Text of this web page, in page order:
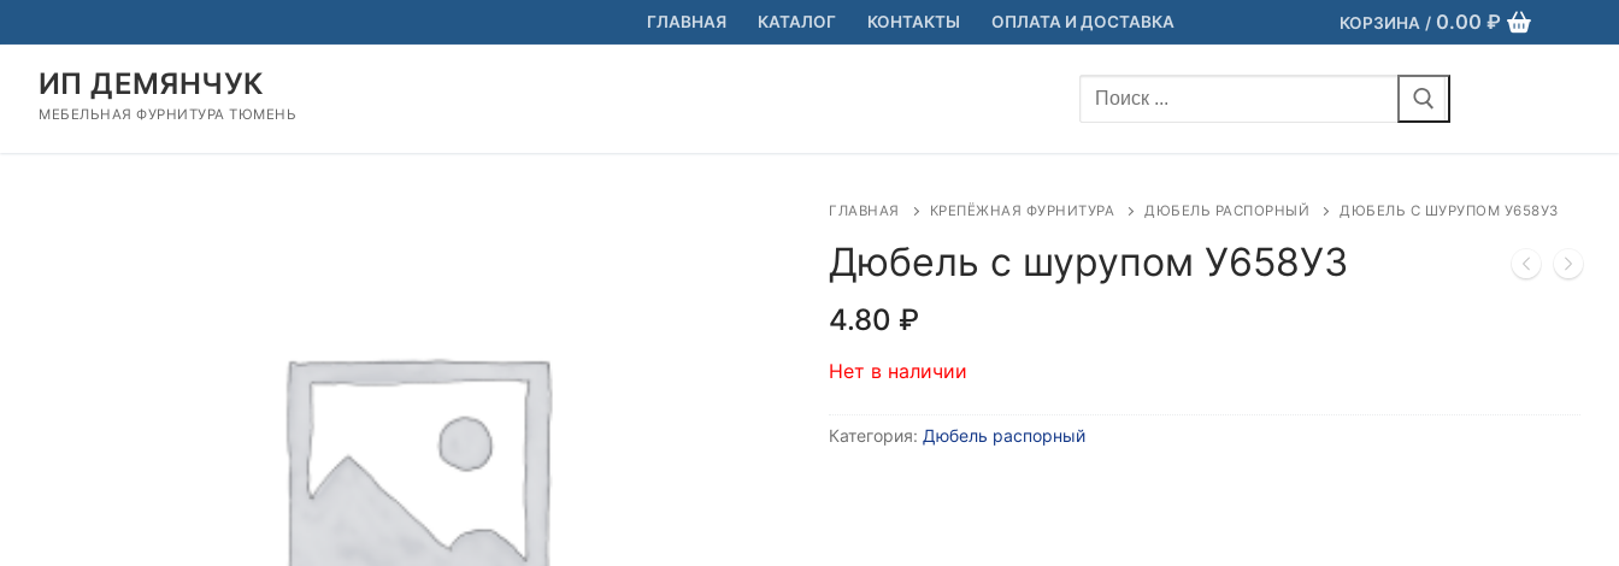
к
содержимому
ГЛАВНАЯ КАТАЛОГ КОНТАКТЫ ОПЛАТА И ДОСТАВКА КОРЗИНА / 0.00 ₽
ИП ДЕМЯНЧУК
МЕБЕЛЬНАЯ ФУРНИТУРА ТЮМЕНЬ
Найти:
ГЛАВНАЯ КРЕПЁЖНАЯ ФУРНИТУРА ДЮБЕЛЬ РАСПОРНЫЙ ДЮБЕЛЬ С ШУРУПОМ У658УЗ
Дюбель с шурупом У658УЗ
4.80 ₽
Нет в наличии
Категория: Дюбель распорный